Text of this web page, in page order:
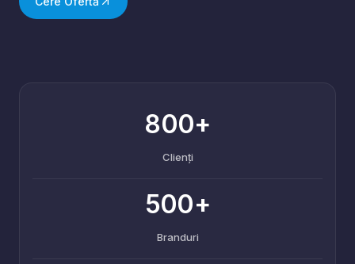
800+
Clienți
500+
Branduri